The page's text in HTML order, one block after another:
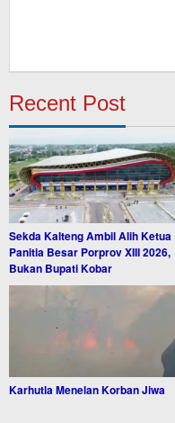
Recent Post
Sekda Kalteng Ambil Alih Ketua
Panitia Besar Porprov XIII 2026,
Bukan Bupati Kobar
Karhutla Menelan Korban Jiwa